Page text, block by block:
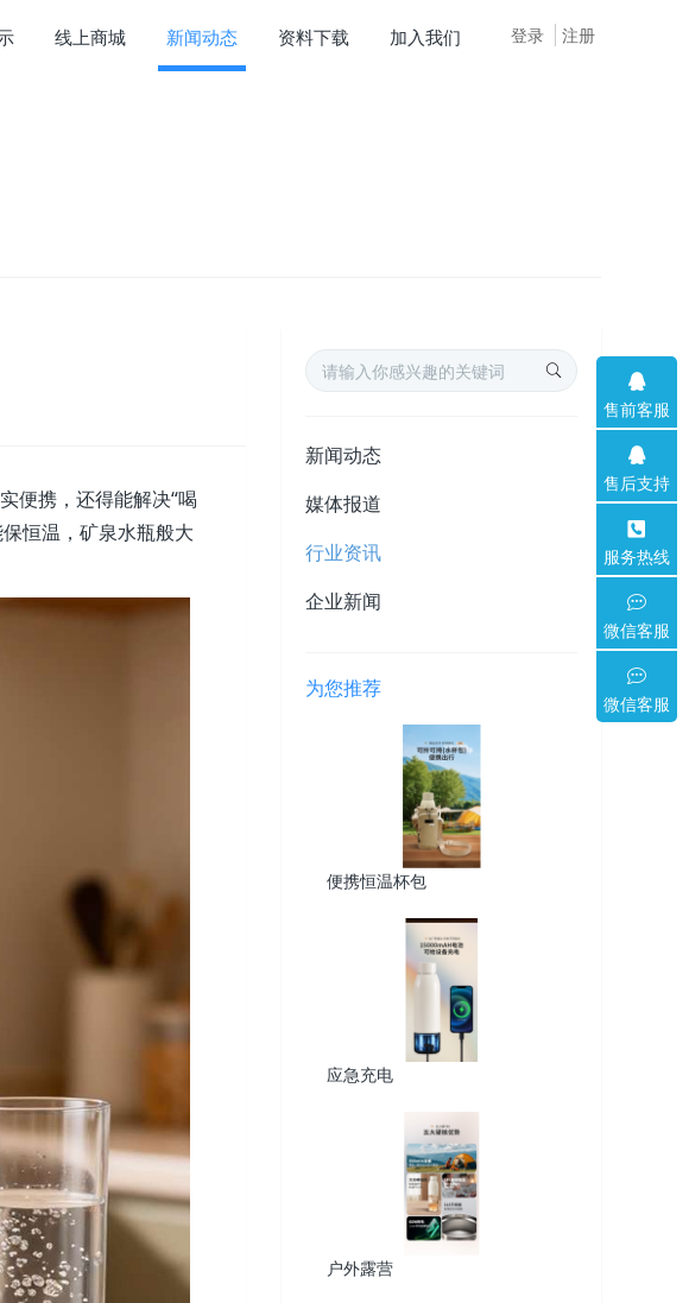
登录 注册
线上商城 新闻动态 资料下载 加入我们
携，还得能解决“喝
恒温，矿泉水瓶般大
新闻动态
媒体报道
行业资讯
企业新闻
为您推荐
便携恒温杯包
应急充电
户外露营
售前客服
售后支持
服务热线
微信客服
微信客服